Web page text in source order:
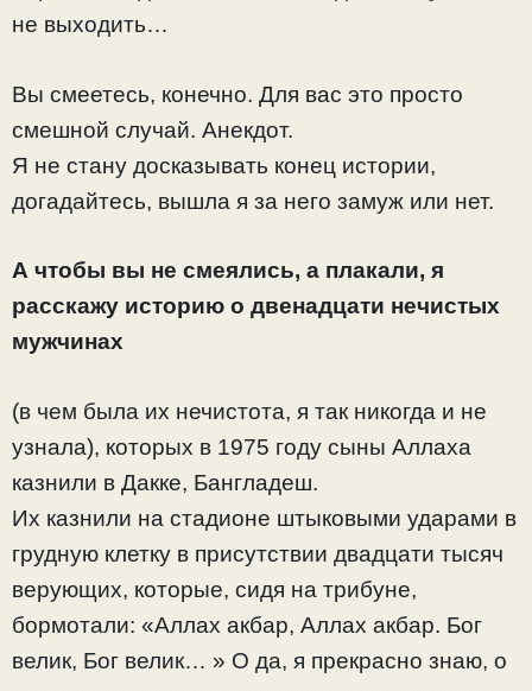
не выходить…
Вы смеетесь, конечно. Для вас это просто
смешной случай. Анекдот.
Я не стану досказывать конец истории,
догадайтесь, вышла я за него замуж или нет.
А чтобы вы не смеялись, а плакали, я
расскажу историю о двенадцати нечистых
мужчинах
(в чем была их нечистота, я так никогда и не
узнала), которых в 1975 году сыны Аллаха
казнили в Дакке, Бангладеш.
Их казнили на стадионе штыковыми ударами в
грудную клетку в присутствии двадцати тысяч
верующих, которые, сидя на трибуне,
бормотали: «Аллах акбар, Аллах акбар. Бог
велик, Бог велик… » О да, я прекрасно знаю, о